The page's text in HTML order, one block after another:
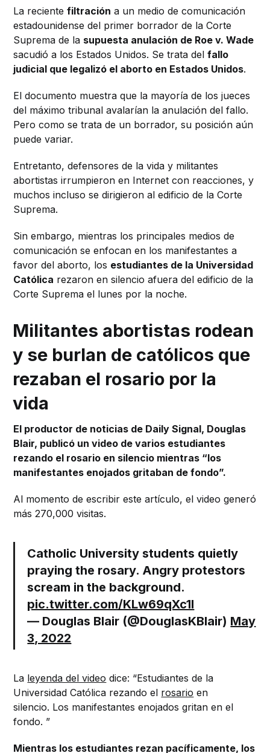
La recientefiltración a un medio de comunicación
estadounidense del primer borrador de la Corte
Suprema de la supuesta anulación de Roe v. Wade
sacudió a los Estados Unidos. Se trata delfallo
judicial que legalizó el aborto en Estados Unidos.
El documento muestra que la mayoría de los jueces
del máximo tribunal avalarían la anulación del fallo.
Pero como se trata de un borrador, su posición aún
puede variar.
Entretanto, defensores de la vida y militantes
abortistas irrumpieron en Internet con reacciones, y
muchos incluso se dirigieron al edificio de la Corte
Suprema.
Sin embargo, mientras los principales medios de
comunicación se enfocan en los manifestantes a
favor del aborto, los estudiantes de la Universidad
Católica rezaron en silencio afuera del edificio de la
Corte Suprema el lunes por la noche.
Militantes abortistas rodean
y se burlan de católicos que
rezaban el rosario por la
vida
El productor de noticias de Daily Signal, Douglas
Blair, publicó un video de varios estudiantes
rezando el rosario en silencio mientras “los
manifestantes enojados gritaban de fondo”.
Al momento de escribir este artículo, el video generó
más 270,000 visitas.
Catholic University students quietly
praying the rosary. Angry protestors
scream in the background.
pic.twitter.com/KLw69qXc1l
— Douglas Blair (@DouglasKBlair) May
3, 2022
La leyenda del video dice: “Estudiantes de la
Universidad Católica rezando el rosario en
silencio. Los manifestantes enojados gritan en el
fondo. ”
Mientras los estudiantes rezan pacíficamente, los